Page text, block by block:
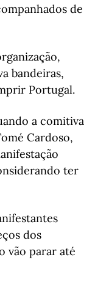
de
bandeiras,
Portugal.
a comitiva
Cardoso,
ter
dos
vão parar até